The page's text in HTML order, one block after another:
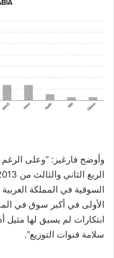
وأوضح فارغيز: “وعلى
السوقية في المملكة
الأولى في أكبر سوق في
ابتكارات لم يسبق لها مثيل
سلامة قنوات التوزيع”.